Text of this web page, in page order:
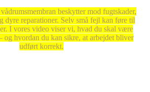
beskytter mod fugtskader,
dyre reparationer. Selv små fejl kan føre til
I vores video viser vi, hvad du skal være
og hvordan du kan sikre, at arbejdet bliver
udført korrekt.